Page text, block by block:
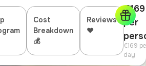
Cost
Breakdown
💰
Reviews
❤️
€169
per
€169
day